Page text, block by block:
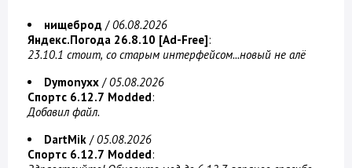
нищеброд /06.08.2026
Яндекс.Погода 26.8.10 [Ad-Free]:
23.10.1 стоит, со старым интерфейсом...новый не алё
Dymonyxx /05.08.2026
Спортс 6.12.7 Modded:
Добавил файл.
DartMik /05.08.2026
Спортс 6.12.7 Modded: